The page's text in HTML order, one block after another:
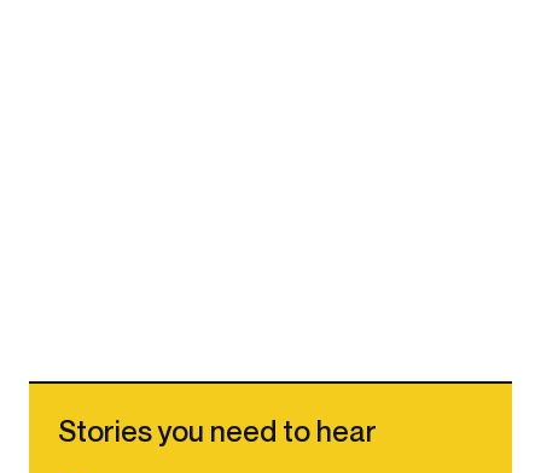
Stories you need to hear